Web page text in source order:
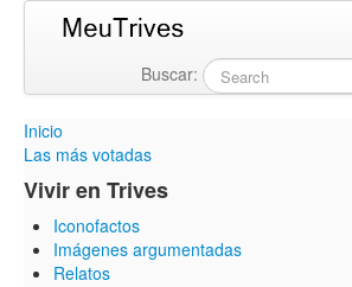
Buscar:
Inicio
Las más votadas
Vivir en Trives
Iconofactos
Imágenes argumentadas
Relatos